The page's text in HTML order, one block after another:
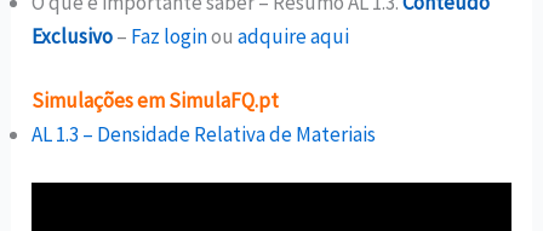
Exclusivo– Faz loginouadquire aqui
Simulações em SimulaFQ.pt
AL 1.3 – Densidade Relativa de Materiais